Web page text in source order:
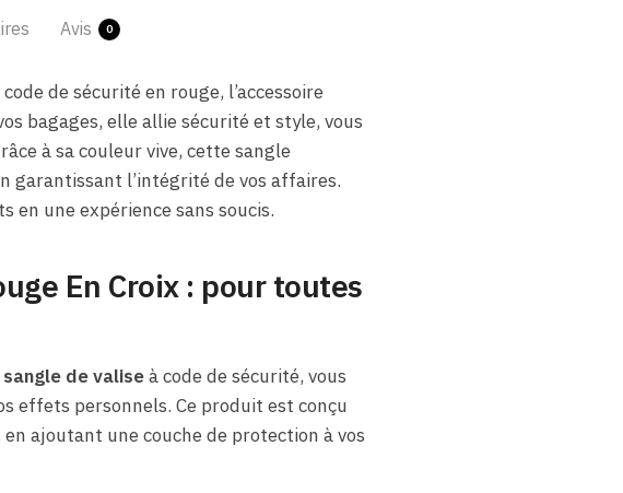
Avis 0
de sécurité en rouge, l’accessoire
bagages, elle allie sécurité et style, vous
à sa couleur vive, cette sangle
garantissant l’intégrité de vos affaires.
une expérience sans soucis.
En Croix : pour toutes
sangle de valiseà code de sécurité, vous
effets personnels. Ce produit est conçu
ajoutant une couche de protection à vos